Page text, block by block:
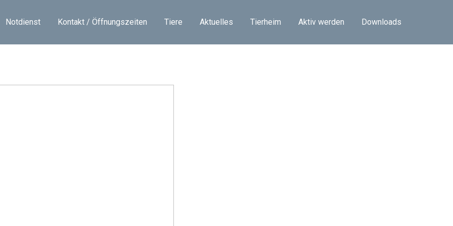
Notdienst Kontakt / Öffnungszeiten Tiere Aktuelles Tierheim Aktiv werden Downloads